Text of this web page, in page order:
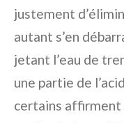
justement
autant s’en
jetant l’eau de
une partie de
certains affirment